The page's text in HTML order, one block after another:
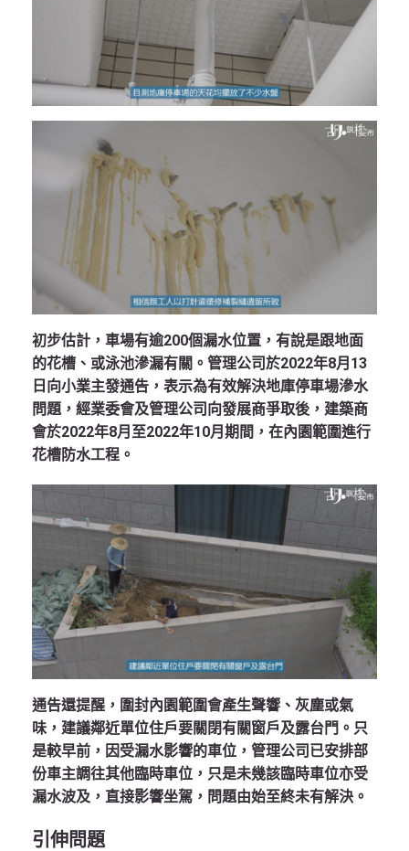
初步估計，車場有逾200個漏水位置，有說是跟地面
的花槽、或泳池滲漏有關。管理公司於2022年8月13
日向小業主發通告，表示為有效解決地庫停車場滲水
問題，經業委會及管理公司向發展商爭取後，建築商
會於2022年8月至2022年10月期間，在內園範圍進行
花槽防水工程。
通告還提醒，圍封內園範圍會產生聲響、灰塵或氣
味，建議鄰近單位住戶要關閉有關窗戶及露台門。只
是較早前，因受漏水影響的車位，管理公司已安排部
份車主調往其他臨時車位，只是未幾該臨時車位亦受
漏水波及，直接影響坐駕，問題由始至終未有解決。
引伸問題